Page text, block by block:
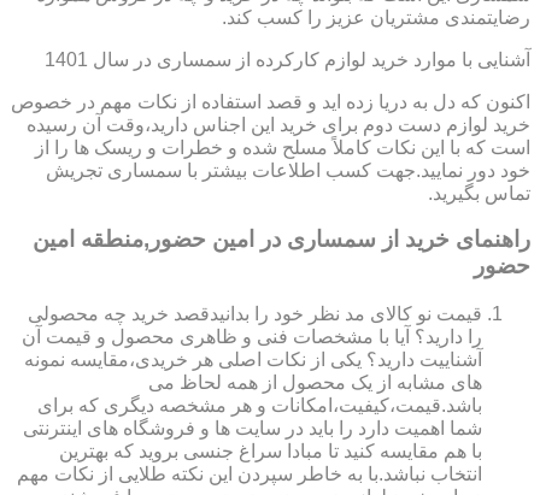
رضایتمندی مشتریان عزیز را کسب کند.
آشنایی با موارد خرید لوازم کارکرده از سمساری در سال 1401
اکنون که دل به دریا زده اید و قصد استفاده از نکات مهم در خصوص
خرید لوازم دست دوم برای خرید این اجناس دارید،وقت آن رسیده
است که با این نکات کاملاً مسلح شده و خطرات و ریسک ها را از
خود دور نمایید.جهت کسب اطلاعات بیشتر با سمساری تجریش
تماس بگیرید.
راهنمای خرید از سمساری در امین حضور,منطقه امین
حضور
قیمت نو کالای مد نظر خود را بدانیدقصد خرید چه محصولی
را دارید؟ آیا با مشخصات فنی و ظاهری محصول و قیمت آن
آشناییت دارید؟ یکی از نکات اصلی هر خریدی،مقایسه نمونه
های مشابه از یک محصول از همه لحاظ می
باشد.قیمت،کیفیت،امکانات و هر مشخصه دیگری که برای
شما اهمیت دارد را باید در سایت ها و فروشگاه های اینترنتی
با هم مقایسه کنید تا مبادا سراغ جنسی بروید که بهترین
انتخاب نباشد.با به خاطر سپردن این نکته طلایی از نکات مهم